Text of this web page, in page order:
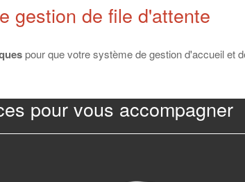
gestion de file d'attente
pour que votre système de gestion d'accueil et
pour vous accompagner